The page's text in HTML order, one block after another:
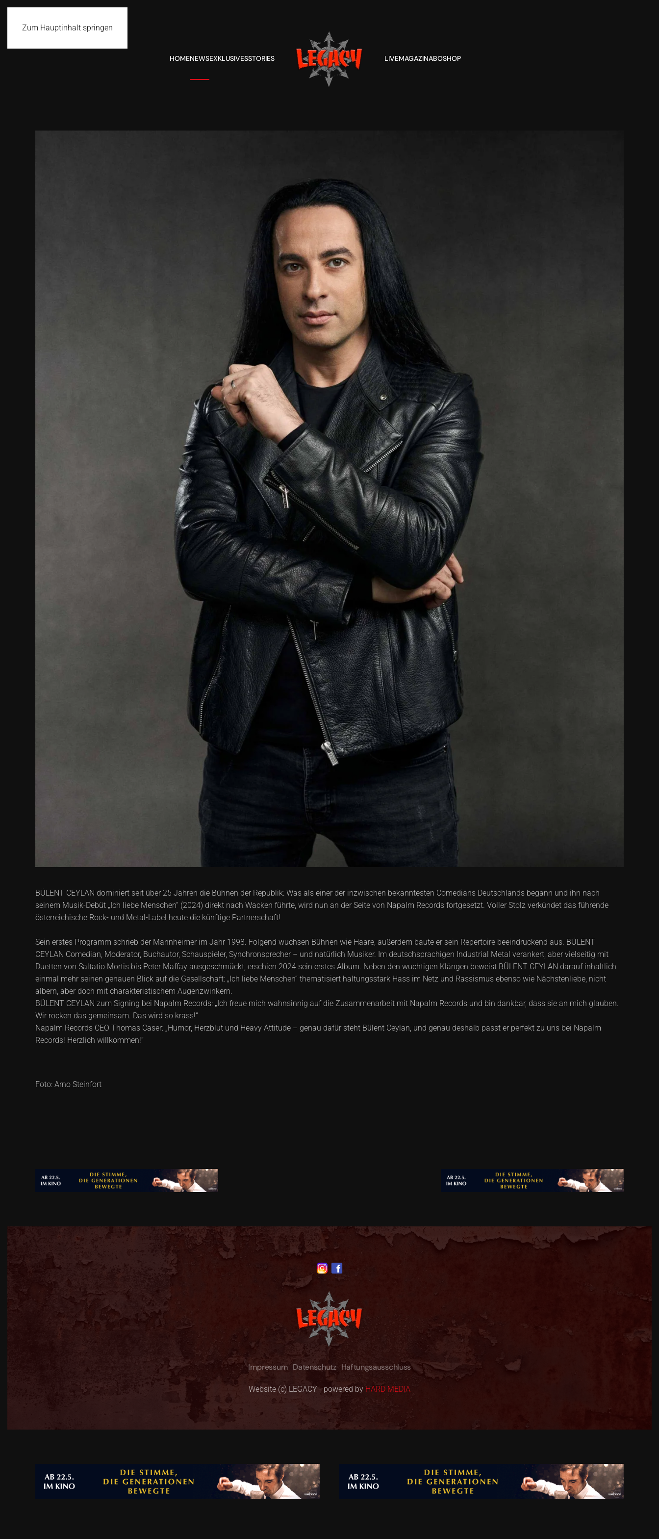
Zum Hauptinhalt springen
HOMENEWSEXKLUSIVESSTORIES LIVEMAGAZINABOSHOP
BÜLENT CEYLAN dominiert seit über 25 Jahren die Bühnen der Republik: Was als einer der inzwischen bekanntesten Comedians Deutschlands begann und ihn nach
seinem Musik-Debüt „Ich liebe Menschen“ (2024) direkt nach Wacken führte, wird nun an der Seite von Napalm Records fortgesetzt. Voller Stolz verkündet das führende
österreichische Rock- und Metal-Label heute die künftige Partnerschaft!
Sein erstes Programm schrieb der Mannheimer im Jahr 1998. Folgend wuchsen Bühnen wie Haare, außerdem baute er sein Repertoire beeindruckend aus. BÜLENT
CEYLAN Comedian, Moderator, Buchautor, Schauspieler, Synchronsprecher – und natürlich Musiker. Im deutschsprachigen Industrial Metal verankert, aber vielseitig mit
Duetten von Saltatio Mortis bis Peter Maffay ausgeschmückt, erschien 2024 sein erstes Album. Neben den wuchtigen Klängen beweist BÜLENT CEYLAN darauf inhaltlich
einmal mehr seinen genauen Blick auf die Gesellschaft: „Ich liebe Menschen“ thematisiert haltungsstark Hass im Netz und Rassismus ebenso wie Nächstenliebe, nicht
albern, aber doch mit charakteristischem Augenzwinkern.
BÜLENT CEYLAN zum Signing bei Napalm Records: „Ich freue mich wahnsinnig auf die Zusammenarbeit mit Napalm Records und bin dankbar, dass sie an mich glauben.
Wir rocken das gemeinsam. Das wird so krass!“
Napalm Records CEO Thomas Caser: „Humor, Herzblut und Heavy Attitude – genau dafür steht Bülent Ceylan, und genau deshalb passt er perfekt zu uns bei Napalm
Records! Herzlich willkommen!“
Foto: Arno Steinfort
Impressum Datenschutz Haftungsausschluss
Website (c) LEGACY - powered by HARD MEDIA